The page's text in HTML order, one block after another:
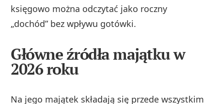
księgowo można odczytać jako roczny
„dochód” bez wpływu gotówki.
Główne źródła majątku w
2026 roku
Na jego majątek składają się przede wszystkim